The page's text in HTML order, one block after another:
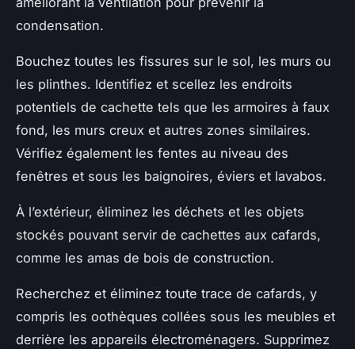
condensation.
Bouchez toutes les fissures sur le sol, les murs ou
les plinthes. Identifiez et scellez les endroits
potentiels de cachette tels que les armoires à faux
fond, les murs creux et autres zones similaires.
Vérifiez également les fentes au niveau des
fenêtres et sous les baignoires, éviers et lavabos.
À l’extérieur, éliminez les déchets et les objets
stockés pouvant servir de cachettes aux cafards,
comme les amas de bois de construction.
Recherchez et éliminez toute trace de cafards, y
compris les oothèques collées sous les meubles et
derrière les appareils électroménagers. Supprimez